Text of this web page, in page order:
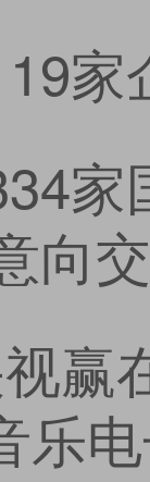
向
赢
乐